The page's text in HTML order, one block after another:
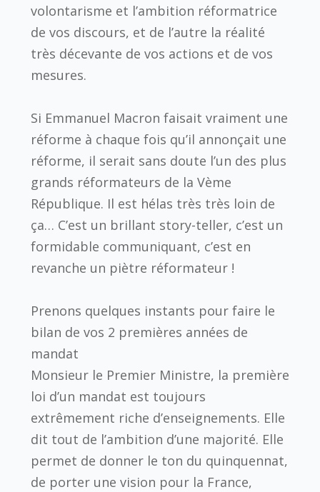
volontarisme et l’ambition réformatrice
de vos discours, et de l’autre la réalité
très décevante de vos actions et de vos
mesures.
Si Emmanuel Macron faisait vraiment une
réforme à chaque fois qu’il annonçait une
réforme, il serait sans doute l’un des plus
grands réformateurs de la Vème
République. Il est hélas très très loin de
ça… C’est un brillant story-teller, c’est un
formidable communiquant, c’est en
revanche un piètre réformateur !
Prenons quelques instants pour faire le
bilan de vos 2 premières années de
mandat
Monsieur le Premier Ministre, la première
loi d’un mandat est toujours
extrêmement riche d’enseignements. Elle
dit tout de l’ambition d’une majorité. Elle
permet de donner le ton du quinquennat,
de porter une vision pour la France,